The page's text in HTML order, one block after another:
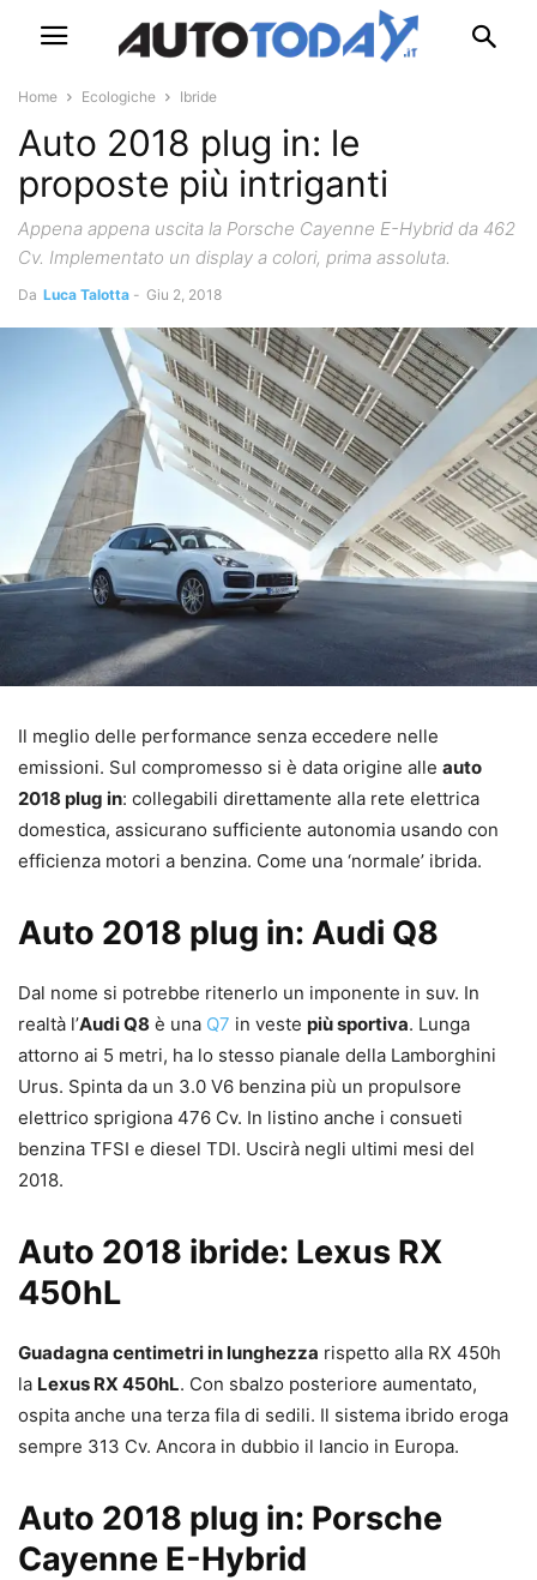
Home Ecologiche Ibride
Auto 2018 plug in: le
proposte più intriganti
Appena appena uscita la Porsche Cayenne E-Hybrid da 462
Cv. Implementato un display a colori, prima assoluta.
Da Luca Talotta - Giu 2, 2018
Il meglio delle performance senza eccedere nelle
emissioni. Sul compromesso si è data origine alle auto
2018 plug in: collegabili direttamente alla rete elettrica
domestica, assicurano sufficiente autonomia usando con
efficienza motori a benzina. Come una ‘normale’ ibrida.
Auto 2018 plug in: Audi Q8
Dal nome si potrebbe ritenerlo un imponente in suv. In
realtà l’Audi Q8 è una Q7 in veste più sportiva. Lunga
attorno ai 5 metri, ha lo stesso pianale della Lamborghini
Urus. Spinta da un 3.0 V6 benzina più un propulsore
elettrico sprigiona 476 Cv. In listino anche i consueti
benzina TFSI e diesel TDI. Uscirà negli ultimi mesi del
2018.
Auto 2018 ibride: Lexus RX
450hL
Guadagna centimetri in lunghezza rispetto alla RX 450h
la Lexus RX 450hL. Con sbalzo posteriore aumentato,
ospita anche una terza fila di sedili. Il sistema ibrido eroga
sempre 313 Cv. Ancora in dubbio il lancio in Europa.
Auto 2018 plug in: Porsche
Cayenne E-Hybrid